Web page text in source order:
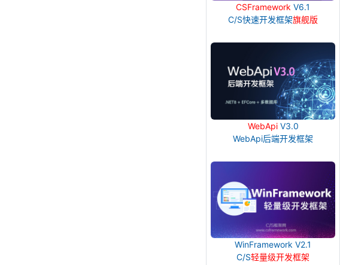
CSFramework V6.1
C/S快速开发框架旗舰版
WebApiV3.0
WebApi后端开发框架
WinFramework V2.1
C/S轻量级开发框架